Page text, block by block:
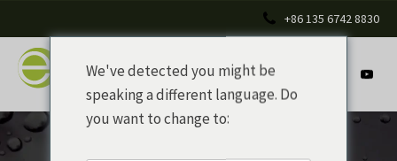
+86 135 6742 8830
We've detected you might be
speaking a different language. Do
you want to change to: